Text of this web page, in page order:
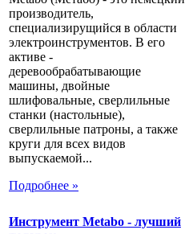
производитель,
специализирущийся в области
электроинструментов. В его
активе -
деревообрабатывающие
машины, двойные
шлифовальные, сверлильные
станки (настольные),
сверлильные патроны, а также
круги для всех видов
выпускаемой...
Подробнее »
Инструмент Metabo - лучший